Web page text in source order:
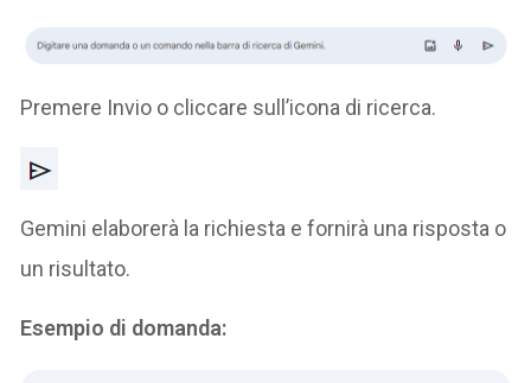
Premere Invio o cliccare sull’icona di ricerca.
Gemini elaborerà la richiesta e fornirà una risposta o
un risultato.
Esempio di domanda: